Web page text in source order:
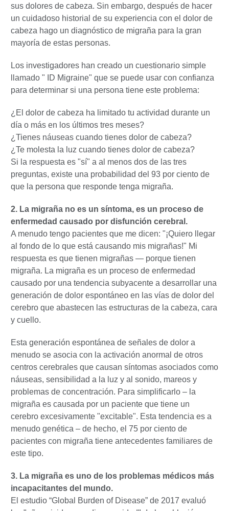
sus dolores de cabeza. Sin embargo, después de hacer
un cuidadoso historial de su experiencia con el dolor de
cabeza hago un diagnóstico de migraña para la gran
mayoría de estas personas.
Los investigadores han creado un cuestionario simple
llamado " ID Migraine" que se puede usar con confianza
para determinar si una persona tiene este problema:
¿El dolor de cabeza ha limitado tu actividad durante un
día o más en los últimos tres meses?
¿Tienes náuseas cuando tienes dolor de cabeza?
¿Te molesta la luz cuando tienes dolor de cabeza?
Si la respuesta es "sí" a al menos dos de las tres
preguntas, existe una probabilidad del 93 por ciento de
que la persona que responde tenga migraña.
2. La migraña no es un síntoma, es un proceso de
enfermedad causado por disfunción cerebral.
A menudo tengo pacientes que me dicen: "¡Quiero llegar
al fondo de lo que está causando mis migrañas!" Mi
respuesta es que tienen migrañas — porque tienen
migraña. La migraña es un proceso de enfermedad
causado por una tendencia subyacente a desarrollar una
generación de dolor espontáneo en las vías de dolor del
cerebro que abastecen las estructuras de la cabeza, cara
y cuello.
Esta generación espontánea de señales de dolor a
menudo se asocia con la activación anormal de otros
centros cerebrales que causan síntomas asociados como
náuseas, sensibilidad a la luz y al sonido, mareos y
problemas de concentración. Para simplificarlo – la
migraña es causada por un paciente que tiene un
cerebro excesivamente "excitable". Esta tendencia es a
menudo genética – de hecho, el 75 por ciento de
pacientes con migraña tiene antecedentes familiares de
este tipo.
3. La migraña es uno de los problemas médicos más
incapacitantes del mundo.
El estudio “Global Burden of Disease” de 2017 evaluó